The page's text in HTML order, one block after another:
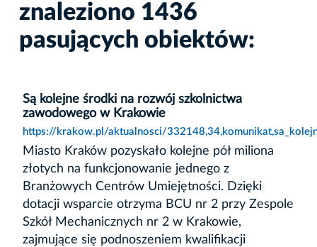
znaleziono 1436
pasujących obiektów:
Są kolejne środki na rozwój szkolnictwa
zawodowego w Krakowie
https://krakow.pl/aktualnosci/
Miasto Kraków pozyskało kolejne pół miliona
złotych na funkcjonowanie jednego z
Branżowych Centrów Umiejętności. Dzięki
dotacji wsparcie otrzyma BCU nr 2 przy Zespole
Szkół Mechanicznych nr 2 w Krakowie,
zajmujące się podnoszeniem kwalifikacji